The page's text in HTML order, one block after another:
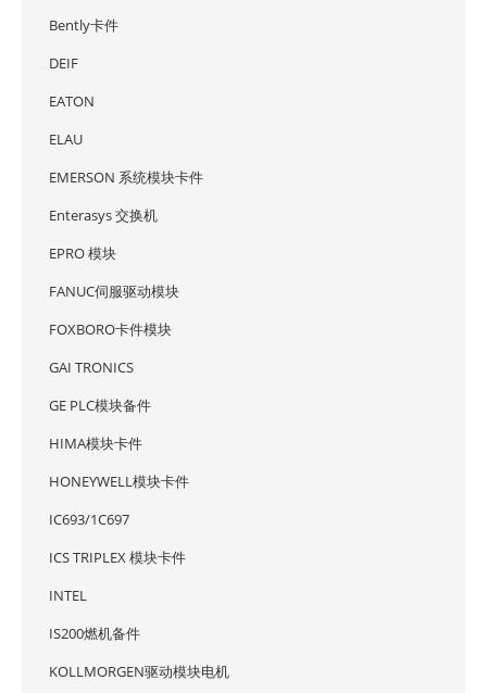
Bently卡件
DEIF
EATON
ELAU
EMERSON 系统模块卡件
Enterasys 交换机
EPRO 模块
FANUC伺服驱动模块
FOXBORO卡件模块
GAI TRONICS
GE PLC模块备件
HIMA模块卡件
HONEYWELL模块卡件
IC693/1C697
ICS TRIPLEX 模块卡件
INTEL
IS200燃机备件
KOLLMORGEN驱动模块电机